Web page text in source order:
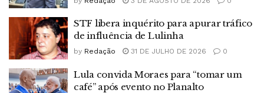
STF libera inquérito para apurar tráfico
de influência de Lulinha
by Redação 31 DE JULHO DE 2026 0
Lula convida Moraes para “tomar um
café” após evento no Planalto